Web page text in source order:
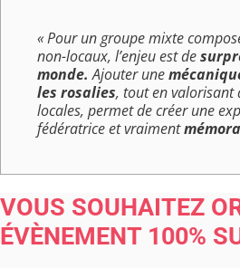
« Pour un groupe mixte
non-locaux, l’enjeu est de
monde. Ajouter une
les rosalies, tout en valorisant
locales, permet de créer une
fédératrice et vraiment
VOUS SOUHAITEZ
ÉVÈNEMENT 100%